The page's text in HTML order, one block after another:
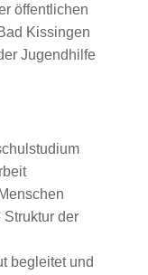
öffentlichen
Kissingen
Jugendhilfe
der
begleitet und